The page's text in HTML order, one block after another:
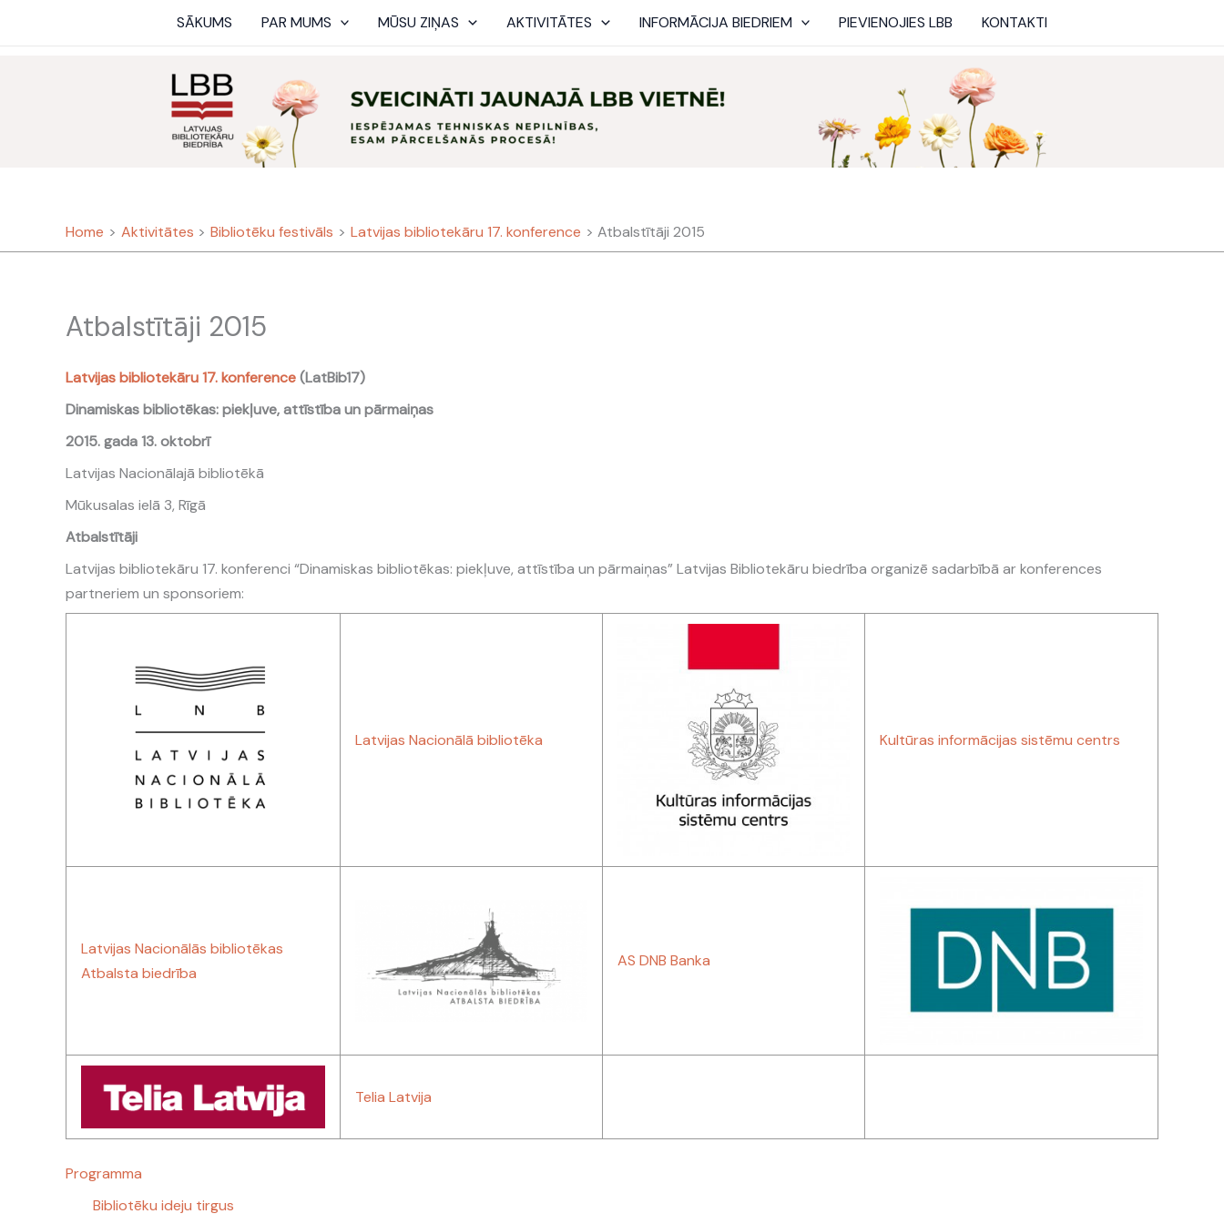
SĀKUMS PAR MUMS MŪSU ZIŅAS AKTIVITĀTES INFORMĀCIJA BIEDRIEM PIEVIENOJIES LBB KONTAKTI
Home Aktivitātes Bibliotēku festivāls Latvijas bibliotekāru 17. konference Atbalstītāji 2015
Atbalstītāji 2015
Latvijas bibliotekāru 17. konference(LatBib17)
Dinamiskas bibliotēkas: piekļuve, attīstība un pārmaiņas
2015. gada 13. oktobrī
Latvijas Nacionālajā bibliotēkā
Mūkusalas ielā 3, Rīgā
Atbalstītāji
Latvijas bibliotekāru 17. konferenci “Dinamiskas bibliotēkas: piekļuve, attīstība un pārmaiņas” Latvijas Bibliotekāru biedrība organizē sadarbībā ar konferences
partneriem un sponsoriem:
Latvijas Nacionālā bibliotēka Kultūras informācijas sistēmu centrs
Latvijas Nacionālās bibliotēkas
Atbalsta biedrība
AS DNB Banka
Telia Latvija
Programma
Bibliotēku ideju tirgus